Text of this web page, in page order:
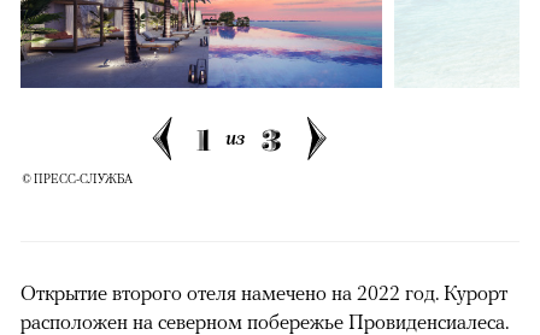
1 из 3
© ПРЕСС-СЛУЖБА
Открытие второго отеля намечено на 2022 год. Курорт
расположен на северном побережье Провиденсиалеса.